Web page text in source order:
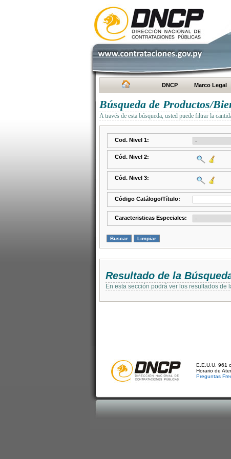
DNCP Marco Legal
Búsqueda de Productos/
A través de esta búsqueda, usted puede filtrar la
Cod. Nivel 1:
Cód. Nivel 2:
Cód. Nivel 3:
Código Catálogo/Título:
Caracteristicas Especiales:
Resultado de la
En esta sección podrá ver los resultados de
E.E.U.U. 961
Horario de
Preguntas